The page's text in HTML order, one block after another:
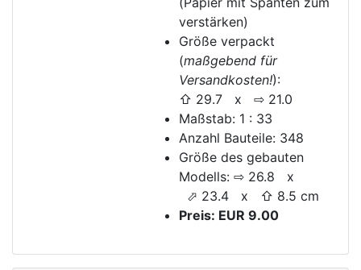
verstärken)
Größe verpackt
(maßgebend für
Versandkosten!):
⇧ 29.7 x ⇨ 21.0
Maßstab: 1 : 33
Anzahl Bauteile: 348
Größe des gebauten
Modells: ⇨ 26.8 x
⬀ 23.4 x ⇧ 8.5 cm
Preis: EUR 9.00